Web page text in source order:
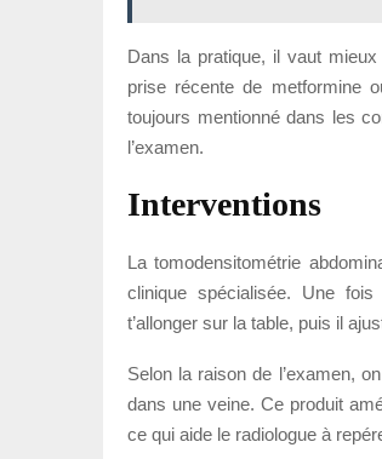
Dans la pratique, il vaut
prise récente de metformine
toujours mentionné dans les
l’examen.
Interventions
La tomodensitométrie
clinique spécialisée. Une
t’allonger sur la table, puis il
Selon la raison de l’examen,
dans une veine. Ce produit
ce qui aide le radiologue à